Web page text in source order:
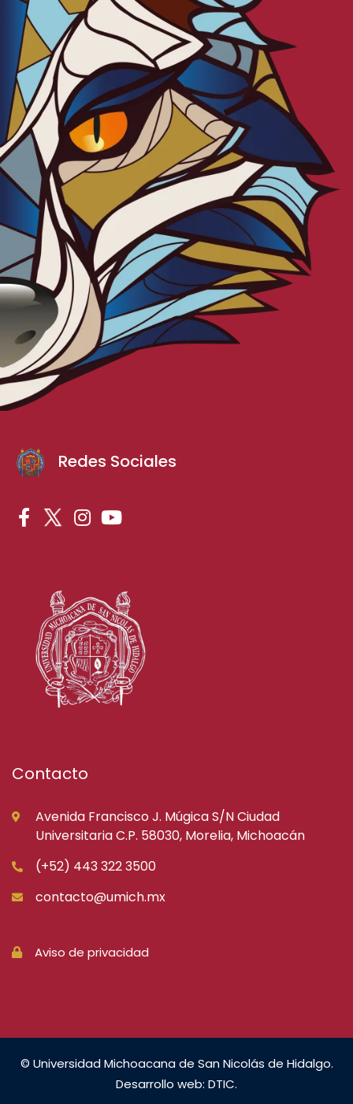
Redes Sociales
Contacto
Avenida Francisco J. Múgica S/N Ciudad
Universitaria C.P. 58030, Morelia, Michoacán
(+52) 443 322 3500
contacto@umich.mx
Aviso de privacidad
© Universidad Michoacana de San Nicolás de Hidalgo.
Desarrollo web: DTIC.